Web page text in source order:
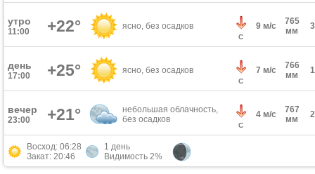
утро
11:00 +22° ясно, без осадков
С
9 м/с
765
мм
день
17:00 +25° ясно, без осадков
С
7 м/с
766
мм
вечер
23:00 +21°
небольшая облачность,
без осадков
С
4 м/с
767
мм
Восход: 06:28
Закат: 20:46
1 день
Видимость 2%